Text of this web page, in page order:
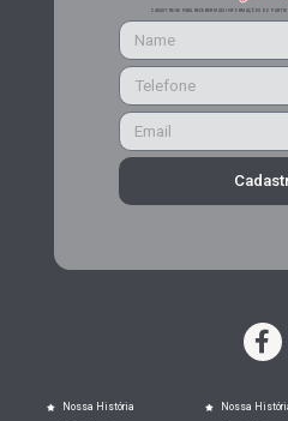
CADASTRE-SE PARA RECEBER MAIS INFORMAÇÕES DO
Nossa História Nossa